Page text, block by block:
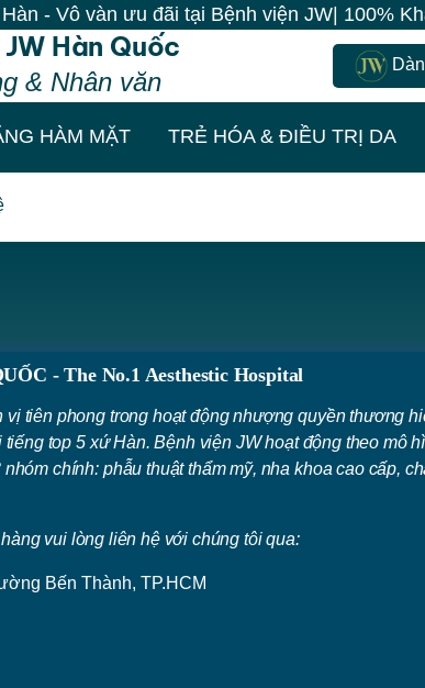
Vô vàn ưu đãi tại Bệnh viện JW| 100%
Hàn Quốc
& Nhân văn
HÀM MẶT TRẺ HÓA & ĐIỀU TRỊ DA
- The No.1 Aesthestic Hospital
tiên phong trong hoạt động nhượng quyền thương
top 5 xứ Hàn. Bệnh viện JW hoạt động theo mô
chính: phẫu thuật thẩm mỹ, nha khoa cao cấp,
vui lòng liên hệ với chúng tôi qua:
Bến Thành, TP.HCM